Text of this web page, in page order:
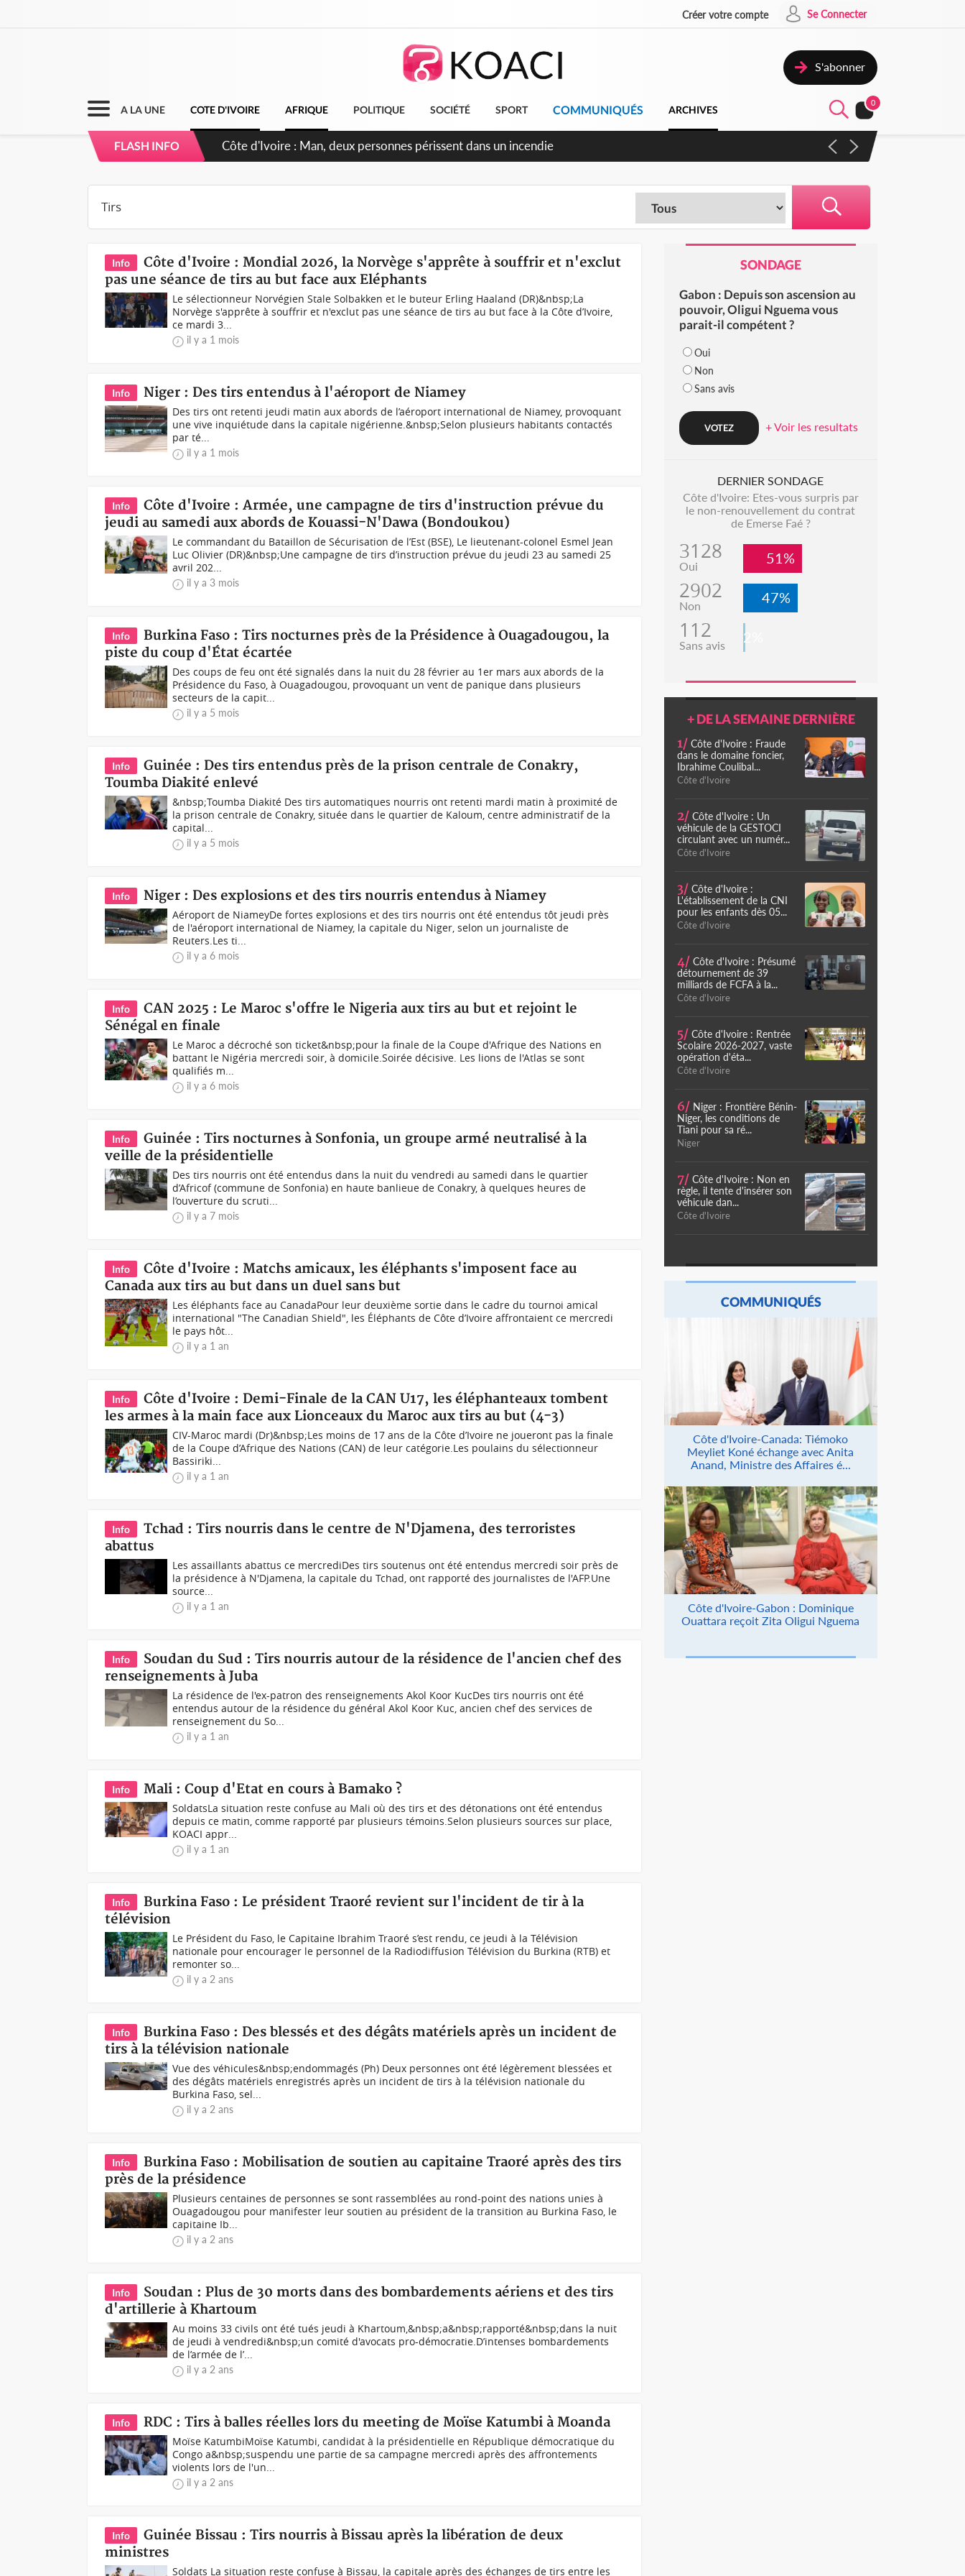
Créer votre compte Se Connecter
S'abonner
A LA UNE COTE D'IVOIRE AFRIQUE POLITIQUE SOCIÉTÉ SPORT COMMUNIQUÉS ARCHIVES
0
FLASH INFO
Côte d'Ivoire : Séileu, la célébration de la fête nationale transformée en vaste campagne contre les produits
Info
Côte d'Ivoire : Mondial 2026, la Norvège s'apprête à souffrir et n'exclut
pas une séance de tirs au but face aux Eléphants
Le sélectionneur Norvégien Stale Solbakken et le buteur Erling Haaland (DR)&nbsp;La
Norvège s'apprête à souffrir et n'exclut pas une séance de tirs au but face à la Côte d’Ivoire,
ce mardi 3...
il y a 1 mois
Info Niger : Des tirs entendus à l'aéroport de Niamey
Des tirs ont retenti jeudi matin aux abords de l’aéroport international de Niamey, provoquant
une vive inquiétude dans la capitale nigérienne.&nbsp;Selon plusieurs habitants contactés
par té...
il y a 1 mois
Info
Côte d'Ivoire : Armée, une campagne de tirs d'instruction prévue du
jeudi au samedi aux abords de Kouassi-N'Dawa (Bondoukou)
Le commandant du Bataillon de Sécurisation de l’Est (BSE), Le lieutenant-colonel Esmel Jean
Luc Olivier (DR)&nbsp;Une campagne de tirs d’instruction prévue du jeudi 23 au samedi 25
avril 202...
il y a 3 mois
Info
Burkina Faso : Tirs nocturnes près de la Présidence à Ouagadougou, la
piste du coup d'État écartée
Des coups de feu ont été signalés dans la nuit du 28 février au 1er mars aux abords de la
Présidence du Faso, à Ouagadougou, provoquant un vent de panique dans plusieurs
secteurs de la capit...
il y a 5 mois
Info
Guinée : Des tirs entendus près de la prison centrale de Conakry,
Toumba Diakité enlevé
&nbsp;Toumba Diakité Des tirs automatiques nourris ont retenti mardi matin à proximité de
la prison centrale de Conakry, située dans le quartier de Kaloum, centre administratif de la
capital...
il y a 5 mois
Info Niger : Des explosions et des tirs nourris entendus à Niamey
Aéroport de NiameyDe fortes explosions et des tirs nourris ont été entendus tôt jeudi près
de l'aéroport international de Niamey, la capitale du Niger, selon un journaliste de
Reuters.Les ti...
il y a 6 mois
Info
CAN 2025 : Le Maroc s'offre le Nigeria aux tirs au but et rejoint le
Sénégal en finale
Le Maroc a décroché son ticket&nbsp;pour la finale de la Coupe d'Afrique des Nations en
battant le Nigéria mercredi soir, à domicile.Soirée décisive. Les lions de l'Atlas se sont
qualifiés m...
il y a 6 mois
Info
Guinée : Tirs nocturnes à Sonfonia, un groupe armé neutralisé à la
veille de la présidentielle
Des tirs nourris ont été entendus dans la nuit du vendredi au samedi dans le quartier
d’Africof (commune de Sonfonia) en haute banlieue de Conakry, à quelques heures de
l’ouverture du scruti...
il y a 7 mois
Info
Côte d'Ivoire : Matchs amicaux, les éléphants s'imposent face au
Canada aux tirs au but dans un duel sans but
Les éléphants face au CanadaPour leur deuxième sortie dans le cadre du tournoi amical
international "The Canadian Shield", les Éléphants de Côte d’Ivoire affrontaient ce mercredi
le pays hôt...
il y a 1 an
Info
Côte d'Ivoire : Demi-Finale de la CAN U17, les éléphanteaux tombent
les armes à la main face aux Lionceaux du Maroc aux tirs au but (4-3)
CIV-Maroc mardi (Dr)&nbsp;Les moins de 17 ans de la Côte d’Ivoire ne joueront pas la finale
de la Coupe d’Afrique des Nations (CAN) de leur catégorie.Les poulains du sélectionneur
Bassiriki...
il y a 1 an
Info
Tchad : Tirs nourris dans le centre de N'Djamena, des terroristes
abattus
Les assaillants abattus ce mercrediDes tirs soutenus ont été entendus mercredi soir près de
la présidence à N'Djamena, la capitale du Tchad, ont rapporté des journalistes de l'AFP.Une
source...
il y a 1 an
Info
Soudan du Sud : Tirs nourris autour de la résidence de l'ancien chef des
renseignements à Juba
La résidence de l'ex-patron des renseignements Akol Koor KucDes tirs nourris ont été
entendus autour de la résidence du général Akol Koor Kuc, ancien chef des services de
renseignement du So...
il y a 1 an
Info Mali : Coup d'Etat en cours à Bamako ?
Soldats La situation reste confuse au Mali où des tirs et des détonations ont été entendus
depuis ce matin, comme rapporté par plusieurs témoins.Selon plusieurs sources sur place,
KOACI appr...
il y a 1 an
Info
Burkina Faso : Le président Traoré revient sur l'incident de tir à la
télévision
Le Président du Faso, le Capitaine Ibrahim Traoré s’est rendu, ce jeudi à la Télévision
nationale pour encourager le personnel de la Radiodiffusion Télévision du Burkina (RTB) et
remonter so...
il y a 2 ans
Info
Burkina Faso : Des blessés et des dégâts matériels après un incident de
tirs à la télévision nationale
Vue des véhicules&nbsp;endommagés (Ph) Deux personnes ont été légèrement blessées et
des dégâts matériels enregistrés après un incident de tirs à la télévision nationale du
Burkina Faso, sel...
il y a 2 ans
Info
Burkina Faso : Mobilisation de soutien au capitaine Traoré après des tirs
près de la présidence
Plusieurs centaines de personnes se sont rassemblées au rond-point des nations unies à
Ouagadougou pour manifester leur soutien au président de la transition au Burkina Faso, le
capitaine Ib...
il y a 2 ans
Info
Soudan : Plus de 30 morts dans des bombardements aériens et des tirs
d'artillerie à Khartoum
Au moins 33 civils ont été tués jeudi à Khartoum,&nbsp;a&nbsp;rapporté&nbsp;dans la nuit
de jeudi à vendredi&nbsp;un comité d'avocats pro-démocratie.D’intenses bombardements
de l’armée de l’...
il y a 2 ans
Info RDC : Tirs à balles réelles lors du meeting de Moïse Katumbi à Moanda
Moïse KatumbiMoïse Katumbi, candidat à la présidentielle en République démocratique du
Congo a&nbsp;suspendu une partie de sa campagne mercredi après des affrontements
violents lors de l'un...
il y a 2 ans
Info
Guinée Bissau : Tirs nourris à Bissau après la libération de deux
ministres
Soldats La situation reste confuse à Bissau, la capitale après des échanges de tirs entre les
SONDAGE
Gabon : Depuis son ascension au
pouvoir, Oligui Nguema vous
parait-il compétent ?
Oui
Non
Sans avis
+ Voir les resultats
DERNIER SONDAGE
Côte d'Ivoire: Etes-vous surpris par
le non-renouvellement du contrat
de Emerse Faé ?
3128
Oui 51%
2902
Non 47%
112
Sans avis 2%
+ DE LA SEMAINE DERNIÈRE
1/ Côte d'Ivoire : Fraude
dans le domaine foncier,
Ibrahime Coulibal...
Côte d'Ivoire
2/ Côte d'Ivoire : Un
véhicule de la GESTOCI
circulant avec un numér...
Côte d'Ivoire
3/ Côte d'Ivoire :
L'établissement de la CNI
pour les enfants dès 05...
Côte d'Ivoire
4/ Côte d'Ivoire : Présumé
détournement de 39
milliards de FCFA à la...
Côte d'Ivoire
5/ Côte d'Ivoire : Rentrée
Scolaire 2026-2027, vaste
opération d'éta...
Côte d'Ivoire
6/ Niger : Frontière Bénin-
Niger, les conditions de
Tiani pour sa ré...
Niger
7/ Côte d'Ivoire : Non en
règle, il tente d'insérer son
véhicule dan...
Côte d'Ivoire
COMMUNIQUÉS
Côte d'Ivoire-Canada: Tiémoko
Meyliet Koné échange avec Anita
Anand, Ministre des Affaires é...
Côte d'Ivoire-Gabon : Dominique
Ouattara reçoit Zita Oligui Nguema